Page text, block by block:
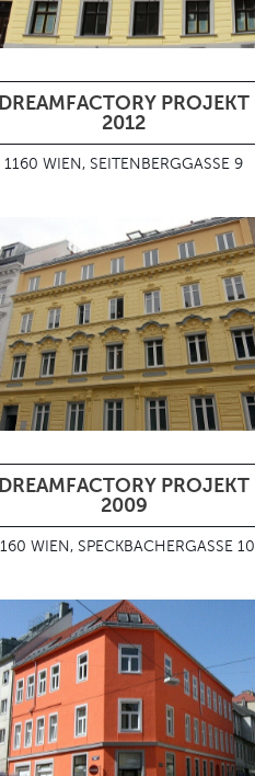
DREAMFACTORY PROJEKT
2012
1160 WIEN, SEITENBERGGASSE 9
DREAMFACTORY PROJEKT
2009
WIEN, SPECKBACHERGASSE 10